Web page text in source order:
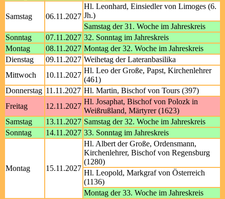
Samstag 06.11.2027
Hl. Leonhard, Einsiedler von Limoges (6.
Jh.)
Samstag der 31. Woche im Jahreskreis
Sonntag
07.11.2027 32. Sonntag im Jahreskreis
Montag
08.11.2027 Montag der 32. Woche im Jahreskreis
Dienstag
09.11.2027 Weihetag der Lateranbasilika
Mittwoch
10.11.2027
Hl. Leo der Große, Papst, Kirchenlehrer
(461)
Donnerstag 11.11.2027 Hl. Martin, Bischof von Tours (397)
Freitag
12.11.2027
Hl. Josaphat, Bischof von Polozk in
Weißrußland, Märtyrer (1623)
Samstag
13.11.2027 Samstag der 32. Woche im Jahreskreis
Sonntag
14.11.2027 33. Sonntag im Jahreskreis
Montag 15.11.2027
Hl. Albert der Große, Ordensmann,
Kirchenlehrer, Bischof von Regensburg
(1280)
Hl. Leopold, Markgraf von Österreich
(1136)
Montag der 33. Woche im Jahreskreis